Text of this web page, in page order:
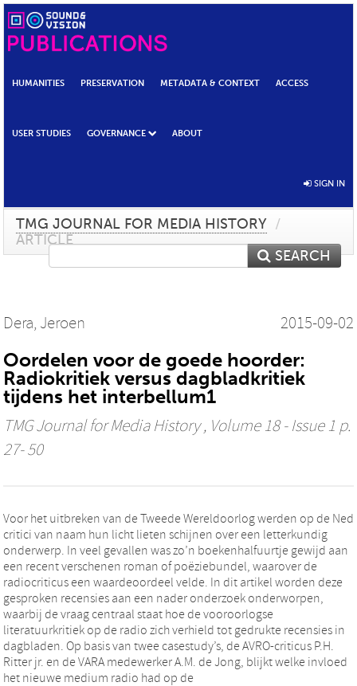
HUMANITIES PRESERVATION METADATA & CONTEXT ACCESS
USER STUDIES GOVERNANCE ABOUT
SIGN IN
TMG JOURNAL FOR MEDIA HISTORY /
ARTICLE
SEARCH
Dera, Jeroen 2015-09-02
Oordelen voor de goede hoorder:
Radiokritiek versus dagbladkritiek
tijdens het interbellum1
TMG Journal for Media History, Volume 18 - Issue 1 p.
27- 50
Voor het uitbreken van de Tweede Wereldoorlog werden op de
critici van naam hun licht lieten schijnen over een letterkundig
onderwerp. In veel gevallen was zo’n boekenhalfuurtje gewijd aan
een recent verschenen roman of poëziebundel, waarover de
radiocriticus een waardeoordeel velde. In dit artikel worden deze
gesproken recensies aan een nader onderzoek onderworpen,
waarbij de vraag centraal staat hoe de vooroorlogse
literatuurkritiek op de radio zich verhield tot gedrukte recensies in
dagbladen. Op basis van twee casestudy’s, de AVRO-criticus P.H.
Ritter jr. en de VARA medewerker A.M. de Jong, blijkt welke invloed
het nieuwe medium radio had op de